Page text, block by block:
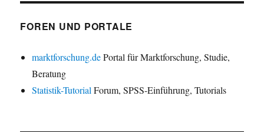
FOREN UND PORTALE
marktforschung.dePortal für Marktforschung, Studie,
Beratung
Statistik-Tutorial Forum, SPSS-Einführung, Tutorials